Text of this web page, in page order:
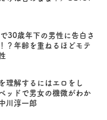
30歳年下の男性に告白さ
？年齢を重ねるほどモテ
理解するにはエロをし
ッドで男女の機微がわか
川淳一郎